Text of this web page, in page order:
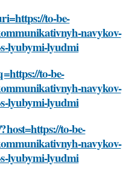
to-be-
navykov-
lyubymi-lyudmi
to-be-
navykov-
lyubymi-lyudmi
to-be-
navykov-
lyubymi-lyudmi